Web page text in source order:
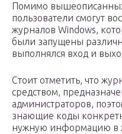
Помимо
пользователи смогут
журналов Windows,
были запущены
выполнялся вход и
Стоит отметить, что
средством,
администраторов,
знающие коды
нужную информацию в